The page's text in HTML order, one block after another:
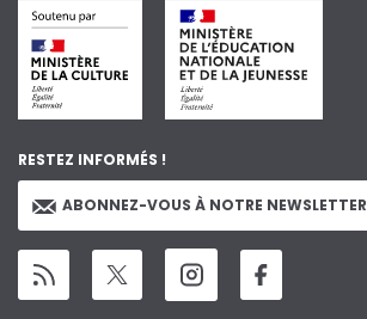
RESTEZ INFORMÉS !
ABONNEZ-VOUS À NOTRE NEWSLETTER